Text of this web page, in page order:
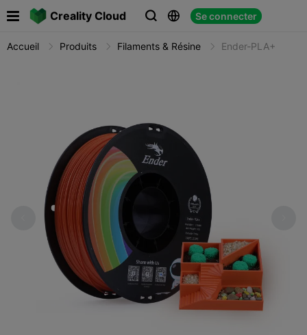
Creality Cloud   Se connecter

Accueil Produits Filaments & Résine Ender-PLA+